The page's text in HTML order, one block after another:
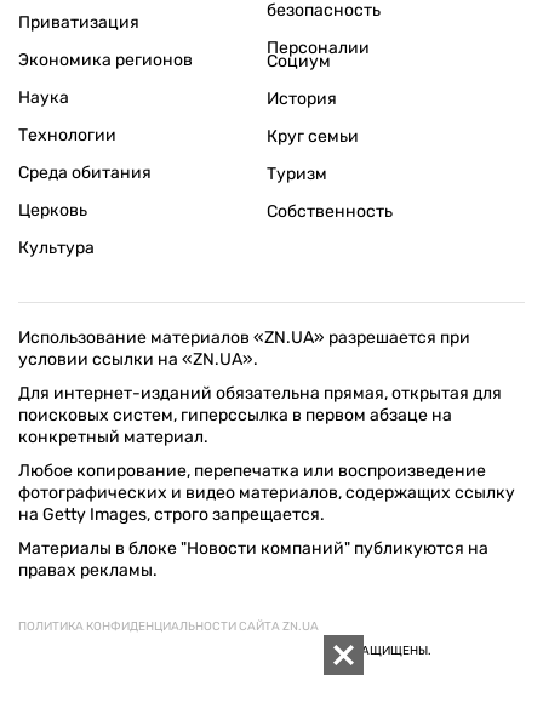
Приватизация
Экономика регионов
безопасность
Персоналии
Наука
Технологии
Среда обитания
Церковь
Культура
Социум
История
Круг семьи
Туризм
Собственность
Использование материалов «ZN.UA» разрешается при
условии ссылки на «ZN.UA».
Для интернет-изданий обязательна прямая, открытая для
поисковых систем, гиперссылка в первом абзаце на
конкретный материал.
Любое копирование, перепечатка или воспроизведение
фотографических и видео материалов, содержащих ссылку
на Getty Images, строго запрещается.
Материалы в блоке "Новости компаний" публикуются на
правах рекламы.
ПОЛИТИКА КОНФИДЕНЦИАЛЬНОСТИ САЙТА ZN.UA
© 1994–2026 «ЗЕРКАЛО НЕДЕЛИ. УКРАИНА». ВСЕ ПРАВА ЗАЩИЩЕНЫ.